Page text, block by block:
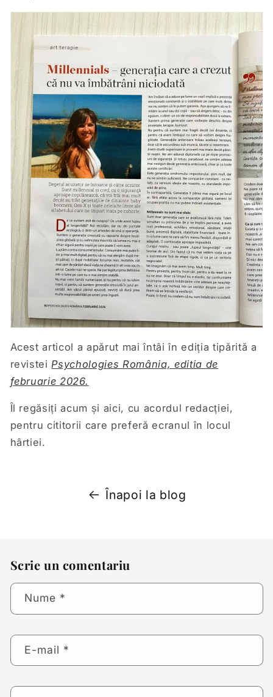
Acest articol a apărut mai întâi în ediția tipărită a
revistei Psychologies România, editia de
februarie 2026.
Îl regăsiți acum și aici, cu acordul redacției,
pentru cititorii care preferă ecranul în locul
hârtiei.
Înapoi la blog
Scrie un comentariu
Nume *
E-mail *